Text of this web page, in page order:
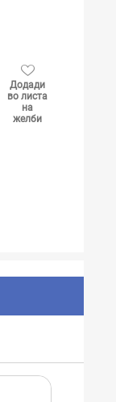
Додади
во листа
на
желби